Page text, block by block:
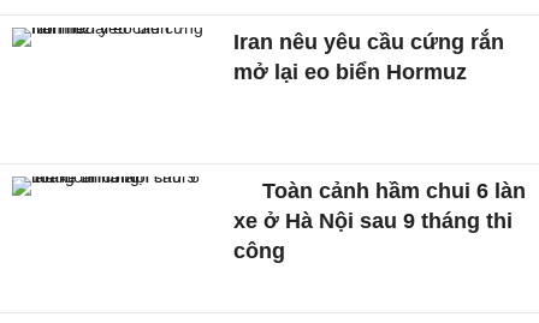
Iran nêu yêu cầu cứng rắn
mở lại eo biển Hormuz
Toàn cảnh hầm chui 6 làn
xe ở Hà Nội sau 9 tháng thi
công